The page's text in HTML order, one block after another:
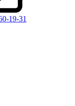
19-31